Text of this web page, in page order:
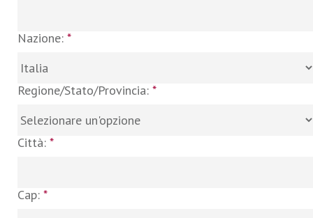
Nazione: *
Regione/Stato/Provincia: *
Città: *
Cap: *